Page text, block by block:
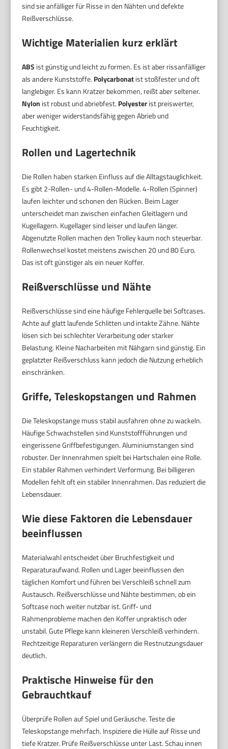
sind sie anfälliger für Risse in den Nähten und defekte
Reißverschlüsse.
Wichtige Materialien kurz erklärt
ABS ist günstig und leicht zu formen. Es ist aber rissanfälliger
als andere Kunststoffe. Polycarbonatist stoßfester und oft
langlebiger. Es kann Kratzer bekommen, reißt aber seltener.
Nylon ist robust und abriebfest. Polyesterist preiswerter,
aber weniger widerstandsfähig gegen Abrieb und
Feuchtigkeit.
Rollen und Lagertechnik
Die Rollen haben starken Einfluss auf die Alltagstauglichkeit.
Es gibt 2-Rollen- und 4-Rollen-Modelle. 4-Rollen (Spinner)
laufen leichter und schonen den Rücken. Beim Lager
unterscheidet man zwischen einfachen Gleitlagern und
Kugellagern. Kugellager sind leiser und laufen länger.
Abgenutzte Rollen machen den Trolley kaum noch steuerbar.
Rollenwechsel kostet meistens zwischen 20 und 80 Euro.
Das ist oft günstiger als ein neuer Koffer.
Reißverschlüsse und Nähte
Reißverschlüsse sind eine häufige Fehlerquelle bei Softcases.
Achte auf glatt laufende Schlitten und intakte Zähne. Nähte
lösen sich bei schlechter Verarbeitung oder starker
Belastung. Kleine Nacharbeiten mit Nähgarn sind günstig. Ein
geplatzter Reißverschluss kann jedoch die Nutzung erheblich
einschränken.
Griffe, Teleskopstangen und Rahmen
Die Teleskopstange muss stabil ausfahren ohne zu wackeln.
Häufige Schwachstellen sind Kunststoffführungen und
eingerissene Griffbefestigungen. Aluminiumstangen sind
robuster. Der Innenrahmen spielt bei Hartschalen eine Rolle.
Ein stabiler Rahmen verhindert Verformung. Bei billigeren
Modellen fehlt oft ein stabiler Innenrahmen. Das reduziert die
Lebensdauer.
Wie diese Faktoren die Lebensdauer
beeinflussen
Materialwahl entscheidet über Bruchfestigkeit und
Reparaturaufwand. Rollen und Lager beeinflussen den
täglichen Komfort und führen bei Verschleiß schnell zum
Austausch. Reißverschlüsse und Nähte bestimmen, ob ein
Softcase noch weiter nutzbar ist. Griff- und
Rahmenprobleme machen den Koffer unpraktisch oder
unstabil. Gute Pflege kann kleineren Verschleiß verhindern.
Rechtzeitige Reparaturen verlängern die Restnutzungsdauer
deutlich.
Praktische Hinweise für den
Gebrauchtkauf
Überprüfe Rollen auf Spiel und Geräusche. Teste die
Teleskopstange mehrfach. Inspiziere die Hülle auf Risse und
tiefe Kratzer. Prüfe Reißverschlüsse unter Last. Schau innen